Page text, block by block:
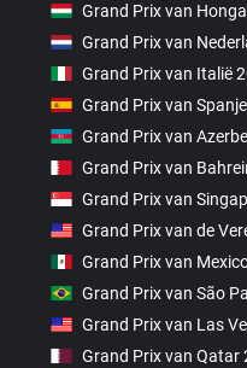
Grand Prix van
Grand Prix van
Grand Prix van Italië
Grand Prix van
Grand Prix van
Grand Prix van
Grand Prix van
Grand Prix van de
Grand Prix van
Grand Prix van São
Grand Prix van Las
Grand Prix van Qatar